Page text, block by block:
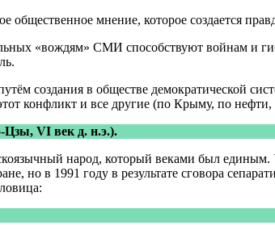
общественное мнение, которое создается
«вождям» СМИ способствуют войнам и
создания в обществе демократической
конфликт и все другие (по Крыму, по нефти,
Цзы, VI век д. н.э.).
народ, который веками был единым.
но в 1991 году в результате сговора